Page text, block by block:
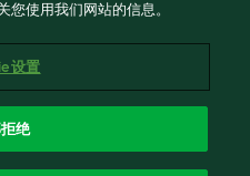
号
您使用我们网站的信息。
设置
绝